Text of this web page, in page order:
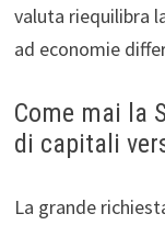
valuta riequilibra
ad economie
Come mai la
di capitali
La grande